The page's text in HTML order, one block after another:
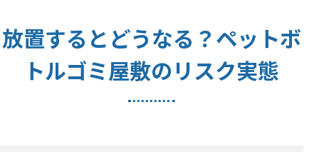
放置するとどうなる？ペットボ
トルゴミ屋敷のリスク実態